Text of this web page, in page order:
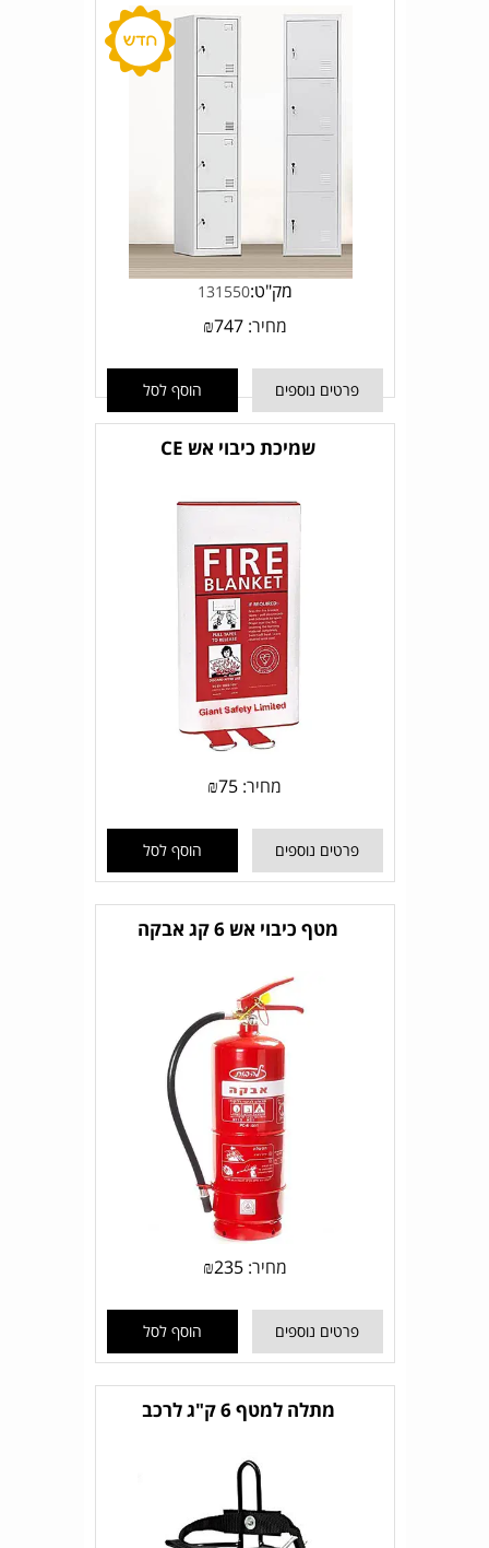
מק"ט:131550
מחיר: ₪747
פרטים נוספים הוסף לסל
שמיכת כיבוי אש CE
מחיר: ₪75
פרטים נוספים הוסף לסל
מטף כיבוי אש 6 קג אבקה
מחיר: ₪235
פרטים נוספים הוסף לסל
מתלה למטף 6 ק"ג לרכב